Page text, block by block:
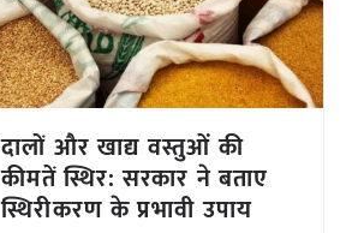
दालों और खाद्य वस्तुओं की
कीमतें स्थिर: सरकार ने बताए
स्थिरीकरण के प्रभावी उपाय